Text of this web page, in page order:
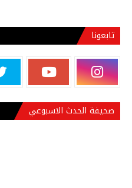
تابعونا
صحيفة الحدث الاسبوعي